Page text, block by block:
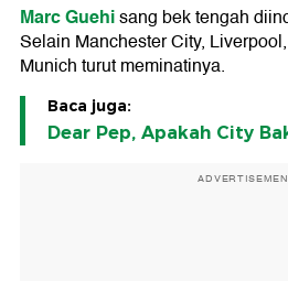
Marc Guehisang bek tengah
Selain Manchester City,
Munich turut meminatinya.
Baca juga:
Dear Pep, Apakah City